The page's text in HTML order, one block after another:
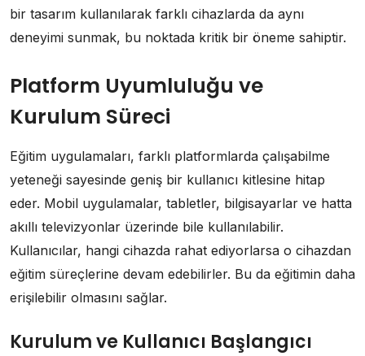
bir tasarım kullanılarak farklı cihazlarda da aynı
deneyimi sunmak, bu noktada kritik bir öneme sahiptir.
Platform Uyumluluğu ve
Kurulum Süreci
Eğitim uygulamaları, farklı platformlarda çalışabilme
yeteneği sayesinde geniş bir kullanıcı kitlesine hitap
eder. Mobil uygulamalar, tabletler, bilgisayarlar ve hatta
akıllı televizyonlar üzerinde bile kullanılabilir.
Kullanıcılar, hangi cihazda rahat ediyorlarsa o cihazdan
eğitim süreçlerine devam edebilirler. Bu da eğitimin daha
erişilebilir olmasını sağlar.
Kurulum ve Kullanıcı Başlangıcı